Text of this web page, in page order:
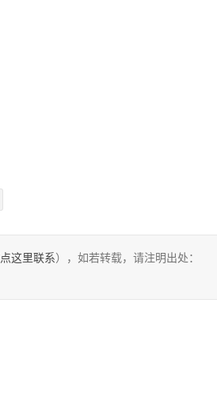
点这里联系），如若转载，请注明出处：